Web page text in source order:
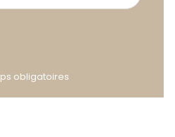
obligatoires